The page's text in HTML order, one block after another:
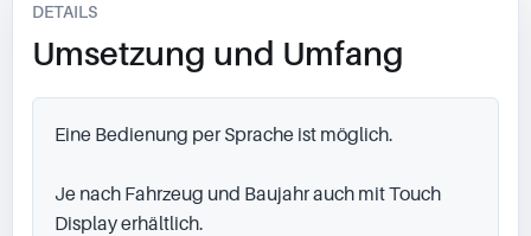
DETAILS
Umsetzung und Umfang
Eine Bedienung per Sprache ist möglich.
Je nach Fahrzeug und Baujahr auch mit Touch
Display erhältlich.